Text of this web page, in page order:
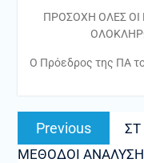
ΠΡΟΣΟΧΗ ΟΛΕΣ ΟΙ
Ο Πρόεδρος της ΠΑ
Πλοήγηση
άρθρων
Previous
ΣΤ
ΜΕΘΟΔΟΙ